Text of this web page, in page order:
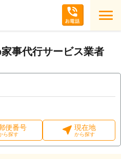
事代行サービス業者
便番号
ら探す
現在地
から探す